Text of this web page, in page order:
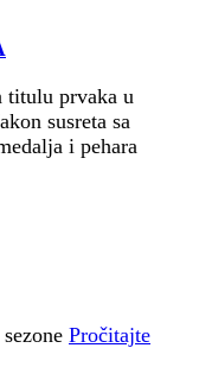
titulu prvaka u
susreta sa
i pehara
Pročitajte